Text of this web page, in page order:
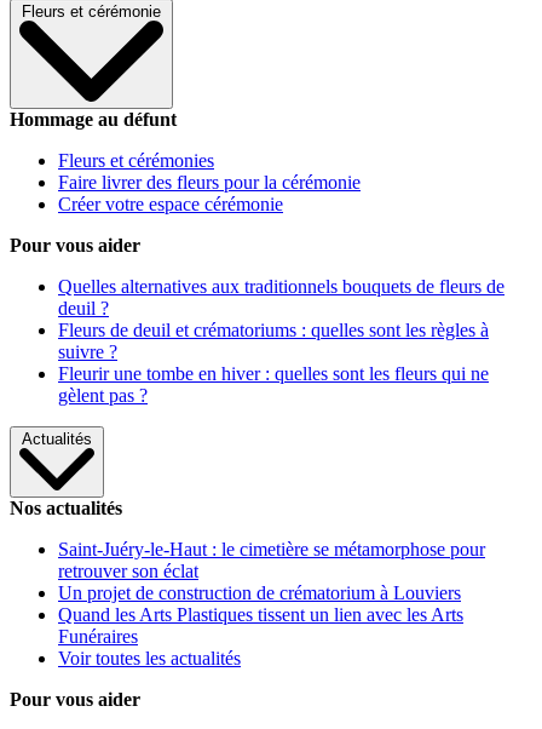
Fleurs et cérémonie
Hommage au défunt
Fleurs et cérémonies
Faire livrer des fleurs pour la cérémonie
Créer votre espace cérémonie
Pour vous aider
Quelles alternatives aux traditionnels bouquets de fleurs de
deuil ?
Fleurs de deuil et crématoriums : quelles sont les règles à
suivre ?
Fleurir une tombe en hiver : quelles sont les fleurs qui ne
gèlent pas ?
Actualités
Nos actualités
Saint-Juéry-le-Haut : le cimetière se métamorphose pour
retrouver son éclat
Un projet de construction de crématorium à Louviers
Quand les Arts Plastiques tissent un lien avec les Arts
Funéraires
Voir toutes les actualités
Pour vous aider